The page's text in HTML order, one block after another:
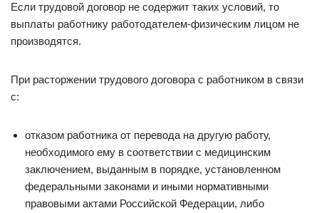
Если трудовой договор не содержит таких условий, то
выплаты работнику работодателем-физическим лицом не
производятся.
При расторжении трудового договора с работником в связи
с:
отказом работника от перевода на другую работу,
необходимого ему в соответствии с медицинским
заключением, выданным в порядке, установленном
федеральными законами и иными нормативными
правовыми актами Российской Федерации, либо